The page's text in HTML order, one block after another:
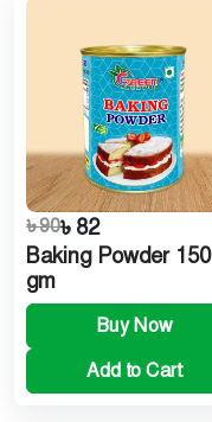
৳ 90৳ 82
Baking Powder 150
gm
Buy Now
Add to Cart